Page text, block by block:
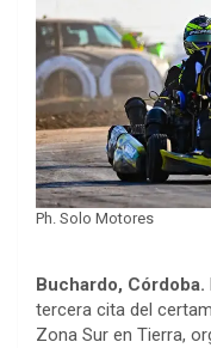
Ph. Solo Motores
Buchardo, Córdoba.
tercera cita del
Zona Sur en Tierra,